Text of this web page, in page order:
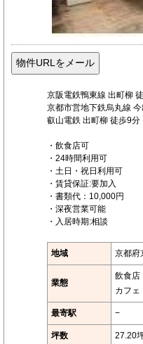
京阪電鉄鴨東線 出町柳
京都市営地下鉄烏丸線
叡山電鉄 出町柳 徒歩9分
・飲食店可
・24時間利用可
・土日・祝日利用可
・賃貸保証:要加入
・書類代：10,000円
・深夜営業可能
・入居時期:相談
地域 京都府
業態
飲食店
カフェ
最寄駅 −
坪数 27.20